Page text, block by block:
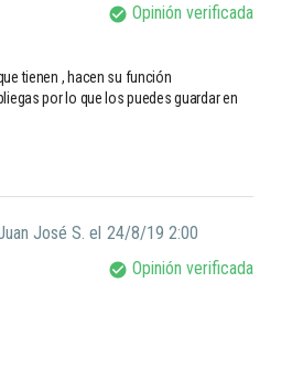
check_circle Opinión verificada
tienen , hacen su función
por lo que los puedes guardar en
José S. el 24/8/19 2:00
check_circle Opinión verificada